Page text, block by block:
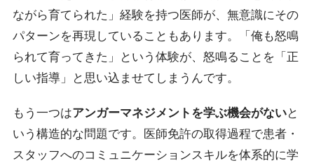
ながら育てられた」経験を持つ医師が、無意識にその
パターンを再現していることもあります。「俺も怒鳴
られて育ってきた」という体験が、怒鳴ることを「正
しい指導」と思い込ませてしまうんです。
もう一つはアンガーマネジメントを学ぶ機会がないと
いう構造的な問題です。医師免許の取得過程で患者・
スタッフへのコミュニケーションスキルを体系的に学